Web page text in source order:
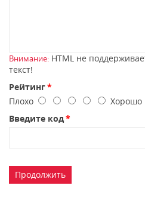
Внимание: HTML не
текст!
Рейтинг
Плохо
Хорошо
Введите код
Продолжить